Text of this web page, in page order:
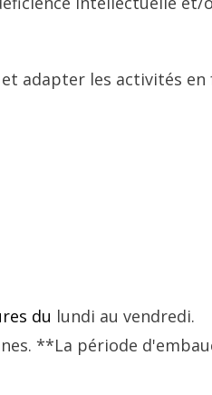
adapter les activités
du lundi au vendredi.
**La période